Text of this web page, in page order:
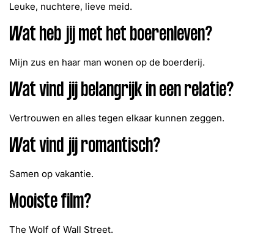
Leuke, nuchtere, lieve meid.
Wat heb jij met het boerenleven?
Mijn zus en haar man wonen op de boerderij.
Wat vind jij belangrijk in een relatie?
Vertrouwen en alles tegen elkaar kunnen zeggen.
Wat vind jij romantisch?
Samen op vakantie.
Mooiste film?
The Wolf of Wall Street.